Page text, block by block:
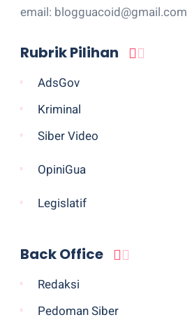
email: blogguacoid@gmail.com
Rubrik Pilihan
AdsGov
Kriminal
Siber Video
OpiniGua
Legislatif
Back Office
Redaksi
Pedoman Siber